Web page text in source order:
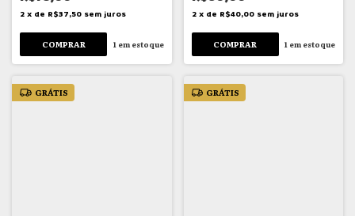
2 x de R$37,50 sem juros
1em estoque
2 x de R$40,00 sem juros
1 em estoque
GRÁTIS GRÁTIS